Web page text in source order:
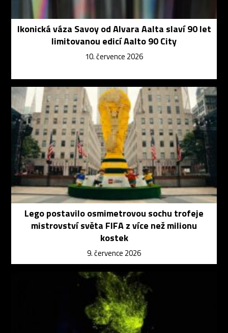
Ikonická váza Savoy od Alvara Aalta slaví 90 let
limitovanou edicí Aalto 90 City
10. července 2026
Lego postavilo osmimetrovou sochu trofeje
mistrovství světa FIFA z více než milionu
kostek
9. července 2026